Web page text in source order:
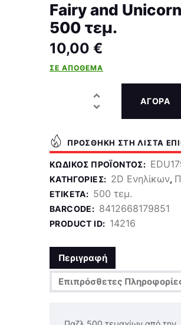
Fairy and
500 τεμ.
10,00 €
ΣΕ ΑΠΌΘΕΜΑ
ΑΓΟΡΑ
ΠΡΟΣΘΉΚΗ ΣΤΗ ΛΊΣΤΑ
ΚΩΔΙΚΌΣ ΠΡΟΪΌΝΤΟΣ:
ΚΑΤΗΓΟΡΊΕΣ: 2D Ενηλίκων,
ΕΤΙΚΈΤΑ: 500 τεμ.
BARCODE: 8412668179851
PRODUCT ID: 14216
Περιγραφή
Επιπρόσθετες